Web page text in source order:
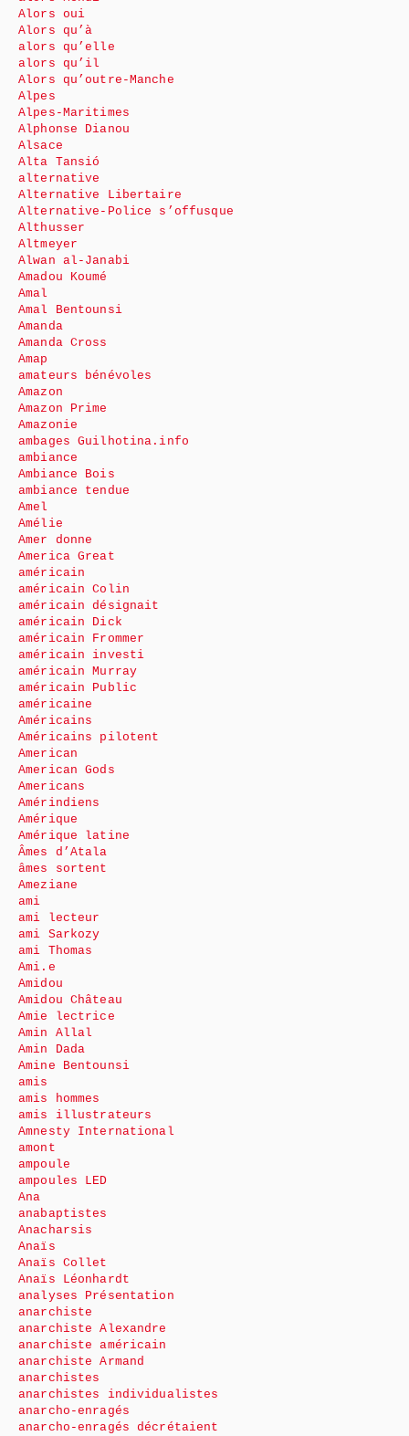
Alors oui
Alors qu’à
alors qu’elle
alors qu’il
Alors qu’outre-Manche
Alpes
Alpes-Maritimes
Alphonse Dianou
Alsace
Alta Tansió
alternative
Alternative Libertaire
Alternative-Police s’offusque
Althusser
Altmeyer
Alwan al-Janabi
Amadou Koumé
Amal
Amal Bentounsi
Amanda
Amanda Cross
Amap
amateurs bénévoles
Amazon
Amazon Prime
Amazonie
ambages Guilhotina.info
ambiance
Ambiance Bois
ambiance tendue
Amel
Amélie
Amer donne
America Great
américain
américain Colin
américain désignait
américain Dick
américain Frommer
américain investi
américain Murray
américain Public
américaine
Américains
Américains pilotent
American
American Gods
Americans
Amérindiens
Amérique
Amérique latine
Âmes d’Atala
âmes sortent
Ameziane
ami
ami lecteur
ami Sarkozy
ami Thomas
Ami.e
Amidou
Amidou Château
Amie lectrice
Amin Allal
Amin Dada
Amine Bentounsi
amis
amis hommes
amis illustrateurs
Amnesty International
amont
ampoule
ampoules LED
Ana
anabaptistes
Anacharsis
Anaïs
Anaïs Collet
Anaïs Léonhardt
analyses Présentation
anarchiste
anarchiste Alexandre
anarchiste américain
anarchiste Armand
anarchistes
anarchistes individualistes
anarcho-enragés
anarcho-enragés décrétaient